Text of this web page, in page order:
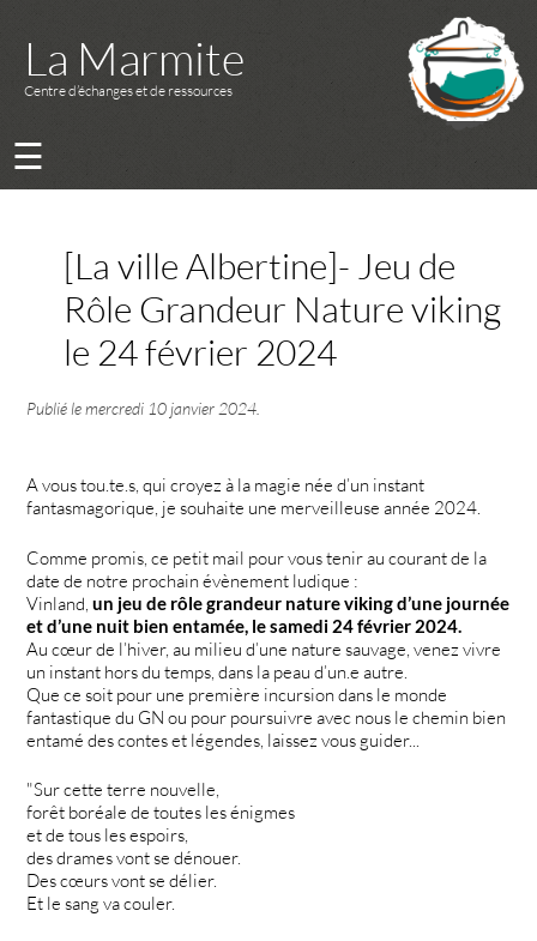
La Marmite
Centre d’échanges et de ressources
☰
[La ville Albertine]- Jeu de
Rôle Grandeur Nature viking
le 24 février 2024
Publié lemercredi 10 janvier 2024
A vous tou.te.s, qui croyez à la magie née d’un instant
fantasmagorique, je souhaite une merveilleuse année 2024.
Comme promis, ce petit mail pour vous tenir au courant de la
date de notre prochain évènement ludique :
Vinland,un jeu de rôle grandeur nature viking d’une journée
et d’une nuit bien entamée, le samedi 24 février 2024.
Au cœur de l’hiver, au milieu d’une nature sauvage, venez vivre
un instant hors du temps, dans la peau d’un.e autre.
Que ce soit pour une première incursion dans le monde
fantastique du GN ou pour poursuivre avec nous le chemin bien
entamé des contes et légendes, laissez vous guider...
"Sur cette terre nouvelle,
forêt boréale de toutes les énigmes
et de tous les espoirs,
des drames vont se dénouer.
Des cœurs vont se délier.
Et le sang va couler.